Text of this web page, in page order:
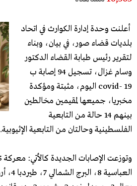
أعلنت وحدة إدارة الكوارث في اتحاد
بلديات قضاء صور، في بيان، وبناء
لتقرير رئيس طبابة القضاء الدكتور
وسام غزال، تسجيل 94 إصابة ب
covid- 19 اليوم، مثبتة ومؤكدة
مخبريا، جميعها لمقيمين مخالطين
بينهم 14 حالة من التابعية
الفلسطينية وحالتان من التابعية الإثيوبية.